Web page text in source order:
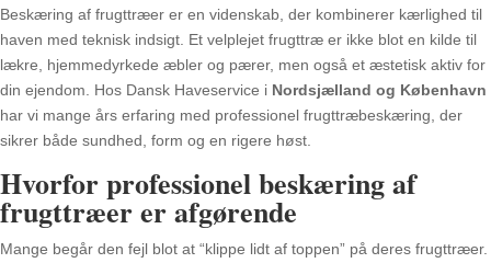
Beskæring af frugttræer er en videnskab, der kombinerer kærlighed til
haven med teknisk indsigt. Et velplejet frugttræ er ikke blot en kilde til
lækre, hjemmedyrkede æbler og pærer, men også et æstetisk aktiv for
din ejendom. Hos Dansk Haveservice i Nordsjælland og København
har vi mange års erfaring med professionel frugttræbeskæring, der
sikrer både sundhed, form og en rigere høst.
Hvorfor professionel beskæring af
frugttræer er afgørende
Mange begår den fejl blot at “klippe lidt af toppen” på deres frugttræer.